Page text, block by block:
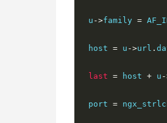
u ->family =
host = u ->url .
last = host + u
port =